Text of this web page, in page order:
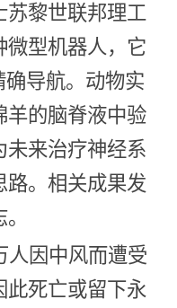
苏黎世联邦理工
微型机器人，它
确导航。动物实
羊的脑脊液中验
未来治疗神经系
路。相关成果发
人因中风而遭受
此死亡或留下永